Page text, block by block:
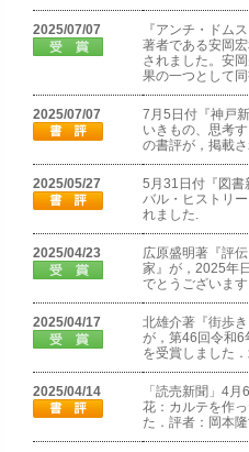
2025/07/07
『アンチ・ドム
著者である安岡
されました。安
果の一つとして
2025/07/07
7月5日付『神戸
いきもの、思考
の書評が，掲載
2025/05/27
5月31日付『図書
バル・ヒストリ
れました.
2025/04/23
広原盛明著『評
家』が，2025年
でとうございま
2025/04/17
北雄介著『街歩
が，第46回令和6
を受賞しました
2025/04/14
「読売新聞」4
花：カルテを作
た．評者：岡本